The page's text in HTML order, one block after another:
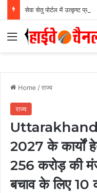
Menu
Home /राज्य
राज्य
Uttarakhand
2027 के कार्यों
256 करोड़ की
बचाव के लिए 10